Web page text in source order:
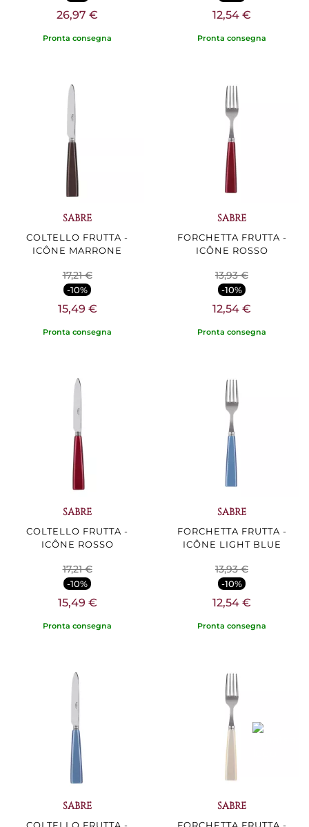
26,97 €
Pronta consegna
12,54 €
Pronta consegna
SABRE
COLTELLO FRUTTA -
ICÔNE MARRONE
17,21 €
-10%
15,49 €
Pronta consegna
SABRE
FORCHETTA FRUTTA -
ICÔNE ROSSO
13,93 €
-10%
12,54 €
Pronta consegna
SABRE
COLTELLO FRUTTA -
ICÔNE ROSSO
17,21 €
-10%
15,49 €
Pronta consegna
SABRE
FORCHETTA FRUTTA -
ICÔNE LIGHT BLUE
13,93 €
-10%
12,54 €
Pronta consegna
SABRE SABRE